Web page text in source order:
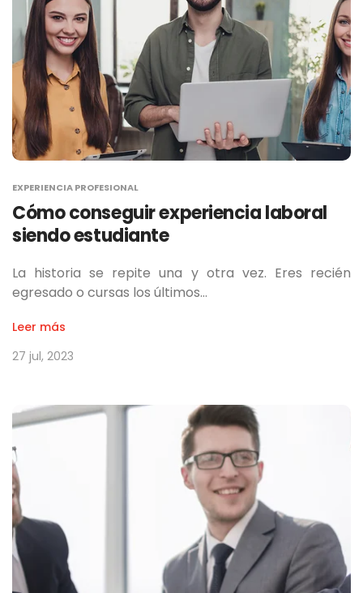
EXPERIENCIA PROFESIONAL
Cómo conseguir experiencia laboral
siendo estudiante
La historia se repite una y otra vez. Eres recién
egresado o cursas los últimos…
Leer más
27 jul, 2023